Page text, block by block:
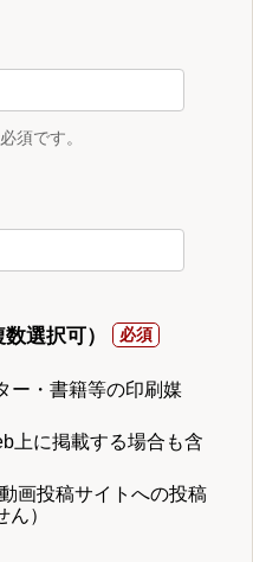
須です。
選択可）
ー・書籍等の印刷媒
上に掲載する場合も含
画投稿サイトへの投稿
）